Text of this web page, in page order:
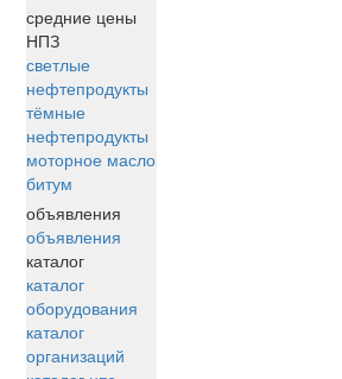
средние цены
НПЗ
светлые
нефтепродукты
тёмные
нефтепродукты
моторное масло
битум
объявления
объявления
каталог
каталог
оборудования
каталог
организаций